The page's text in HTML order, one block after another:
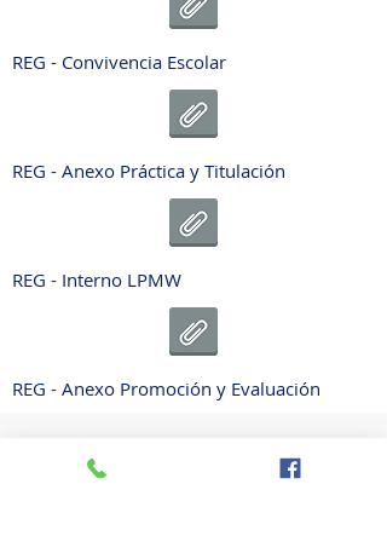
REG - Convivencia Escolar
REG - Anexo Práctica y Titulación
REG - Interno LPMW
REG - Anexo Promoción y Evaluación
2020